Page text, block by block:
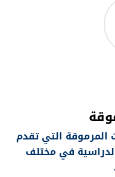
المرموقة التي تقدم
في مختلف
.